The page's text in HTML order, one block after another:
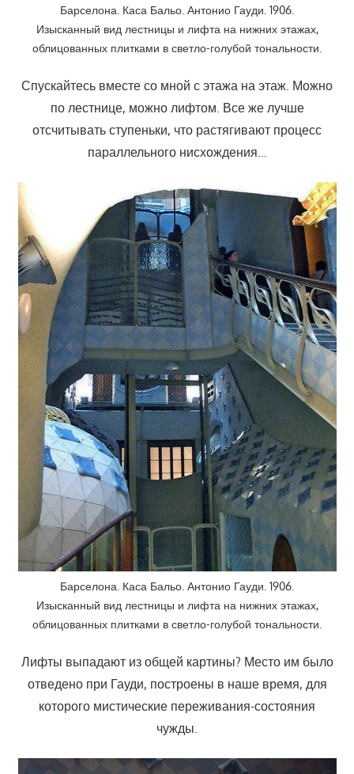
Барселона. Каса Бальо. Антонио Гауди. 1906.
Изысканный вид лестницы и лифта на нижних этажах,
облицованных плитками в светло-голубой тональности.
Спускайтесь вместе со мной с этажа на этаж. Можно
по лестнице, можно лифтом. Все же лучше
отсчитывать ступеньки, что растягивают процесс
параллельного нисхождения…
Барселона. Каса Бальо. Антонио Гауди. 1906.
Изысканный вид лестницы и лифта на нижних этажах,
облицованных плитками в светло-голубой тональности.
Лифты выпадают из общей картины? Место им было
отведено при Гауди, построены в наше время, для
которого мистические переживания-состояния
чужды.